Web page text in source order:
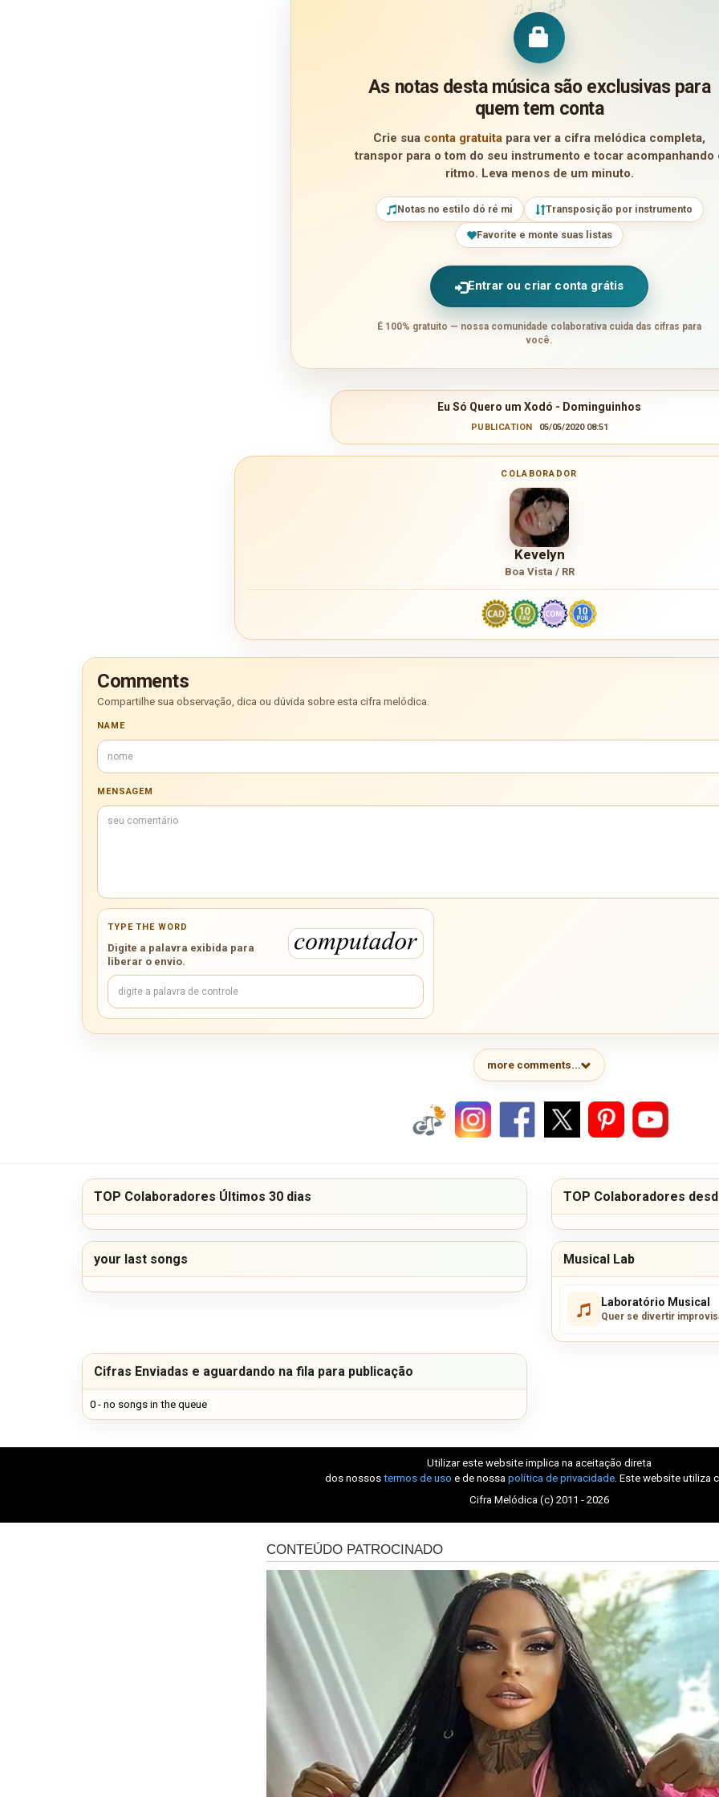
♫ ♯
As notas desta música são exclusivas para
quem tem conta
Crie sua conta gratuita para ver a cifra melódica completa,
transpor para o tom do seu instrumento e tocar acompanhando
ritmo. Leva menos de um minuto.
Notas no estilo dó ré mi Transposição por instrumento
Favorite e monte suas listas
Entrar ou criar conta grátis
É 100% gratuito — nossa comunidade colaborativa cuida das cifras para
você.
Eu Só Quero um Xodó - Dominguinhos
PUBLICATION 05/05/2020 08:51
COLABORADOR
Kevelyn
Boa Vista / RR
Comments
Compartilhe sua observação, dica ou dúvida sobre esta cifra melódica.
NAME
MENSAGEM
TYPE THE WORD
Digite a palavra exibida para
liberar o envio.
more comments...
TOP Colaboradores Últimos 30 dias TOP Colaboradores
your last songs Musical Lab
Laboratório Musical
Quer se divertir
Cifras Enviadas e aguardando na fila para publicação
0 - no songs in the queue
Utilizar este website implica na aceitação direta
dos nossos termos de uso e de nossa política de privacidade . Este website utiliza
Cifra Melódica (c) 2011 - 2026